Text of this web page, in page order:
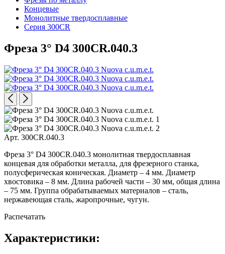
Концевые
Монолитные твердосплавные
Серия 300CR
Фреза 3° D4 300CR.040.3
Арт. 300CR.040.3
Фреза 3° D4 300CR.040.3 монолитная твердосплавная
концевая для обработки металла, для фрезерного станка,
полусферическая коническая. Диаметр – 4 мм. Диаметр
хвостовика – 8 мм. Длина рабочей части – 30 мм, общая длина
– 75 мм. Группа обрабатываемых материалов – сталь,
нержавеющая сталь, жаропрочные, чугун.
Распечатать
Характеристики: